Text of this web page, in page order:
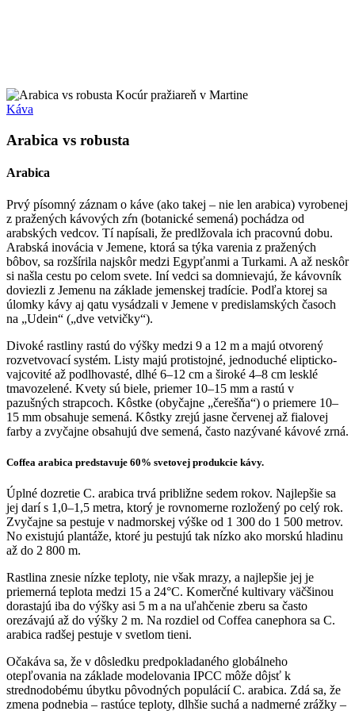
Káva
Arabica vs robusta
Arabica
Prvý písomný záznam o káve (ako takej – nie len arabica) vyrobenej
z pražených kávových zŕn (botanické semená) pochádza od
arabských vedcov. Tí napísali, že predlžovala ich pracovnú dobu.
Arabská inovácia v Jemene, ktorá sa týka varenia z pražených
bôbov, sa rozšírila najskôr medzi Egypťanmi a Turkami. A až neskôr
si našla cestu po celom svete. Iní vedci sa domnievajú, že kávovník
doviezli z Jemenu na základe jemenskej tradície. Podľa ktorej sa
úlomky kávy aj qatu vysádzali v Jemene v predislamských časoch
na „Udein“ („dve vetvičky“).
Divoké rastliny rastú do výšky medzi 9 a 12 m a majú otvorený
rozvetvovací systém. Listy majú protistojné, jednoduché elipticko-
vajcovité až podlhovasté, dlhé 6–12 cm a široké 4–8 cm lesklé
tmavozelené. Kvety sú biele, priemer 10–15 mm a rastú v
pazušných strapcoch. Kôstke (obyčajne „čerešňa“) o priemere 10–
15 mm obsahuje semená. Kôstky zrejú jasne červenej až fialovej
farby a zvyčajne obsahujú dve semená, často nazývané kávové zrná.
Coffea arabica predstavuje 60% svetovej produkcie kávy.
Úplné dozretie C. arabica trvá približne sedem rokov. Najlepšie sa
jej darí s 1,0–1,5 metra, ktorý je rovnomerne rozložený po celý rok.
Zvyčajne sa pestuje v nadmorskej výške od 1 300 do 1 500 metrov.
No existujú plantáže, ktoré ju pestujú tak nízko ako morskú hladinu
až do 2 800 m.
Rastlina znesie nízke teploty, nie však mrazy, a najlepšie jej je
priemerná teplota medzi 15 a 24°C. Komerčné kultivary väčšinou
dorastajú iba do výšky asi 5 m a na uľahčenie zberu sa často
orezávajú až do výšky 2 m. Na rozdiel od Coffea canephora sa C.
arabica radšej pestuje v svetlom tieni.
Očakáva sa, že v dôsledku predpokladaného globálneho
otepľovania na základe modelovania IPCC môže dôjsť k
strednodobému úbytku pôvodných populácií C. arabica. Zdá sa, že
zmena podnebia – rastúce teploty, dlhšie suchá a nadmerné zrážky –